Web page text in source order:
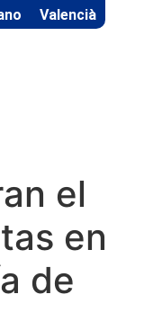
Valencià
el
en
de